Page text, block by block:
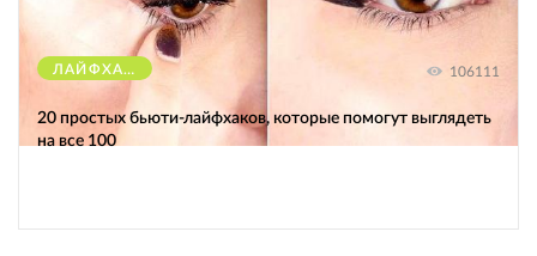
ЛАЙФХАКИ 106111
20 простых бьюти-лайфхаков, которые помогут выглядеть
на все 100